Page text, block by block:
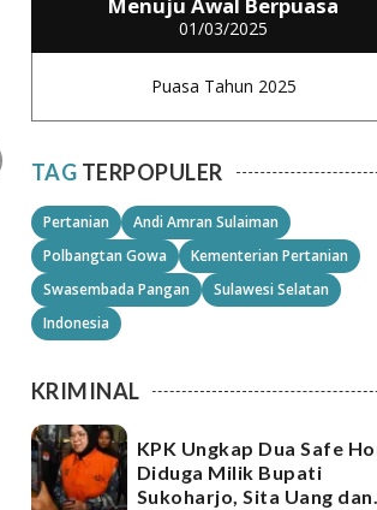
Menuju Awal Berpuasa
01/03/2025
Puasa Tahun 2025
TAG TERPOPULER
Pertanian
Andi Amran Sulaiman
Polbangtan Gowa
Kementerian Pertanian
Swasembada Pangan
Sulawesi Selatan
Indonesia
KRIMINAL
KPK Ungkap Dua Safe
Diduga Milik Bupati
Sukoharjo, Sita Uang dan